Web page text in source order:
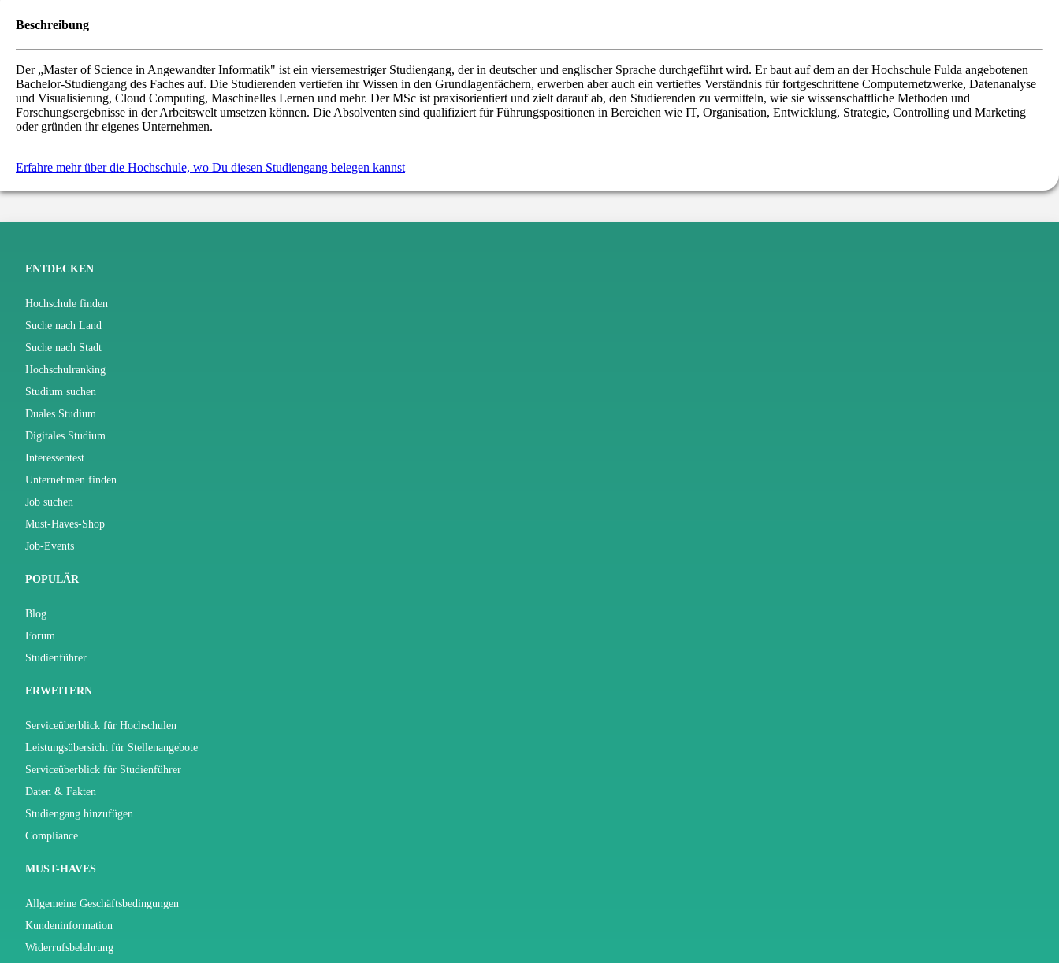
Beschreibung
Der „Master of Science in Angewandter Informatik" ist ein viersemestriger Studiengang, der in deutscher und englischer Sprache durchgeführt wird. Er baut auf dem an der Hochschule Fulda angebotenen
Bachelor-Studiengang des Faches auf. Die Studierenden vertiefen ihr Wissen in den Grundlagenfächern, erwerben aber auch ein vertieftes Verständnis für fortgeschrittene Computernetzwerke, Datenanalyse
und Visualisierung, Cloud Computing, Maschinelles Lernen und mehr. Der MSc ist praxisorientiert und zielt darauf ab, den Studierenden zu vermitteln, wie sie wissenschaftliche Methoden und
Forschungsergebnisse in der Arbeitswelt umsetzen können. Die Absolventen sind qualifiziert für Führungspositionen in Bereichen wie IT, Organisation, Entwicklung, Strategie, Controlling und Marketing
oder gründen ihr eigenes Unternehmen.
Erfahre mehr über die Hochschule, wo Du diesen Studiengang belegen kannst
ENTDECKEN
Hochschule finden
Suche nach Land
Suche nach Stadt
Hochschulranking
Studium suchen
Duales Studium
Digitales Studium
Interessentest
Unternehmen finden
Job suchen
Must-Haves-Shop
Job-Events
POPULÄR
Blog
Forum
Studienführer
ERWEITERN
Serviceüberblick für Hochschulen
Leistungsübersicht für Stellenangebote
Serviceüberblick für Studienführer
Daten & Fakten
Studiengang hinzufügen
Compliance
MUST-HAVES
Allgemeine Geschäftsbedingungen
Kundeninformation
Widerrufsbelehrung